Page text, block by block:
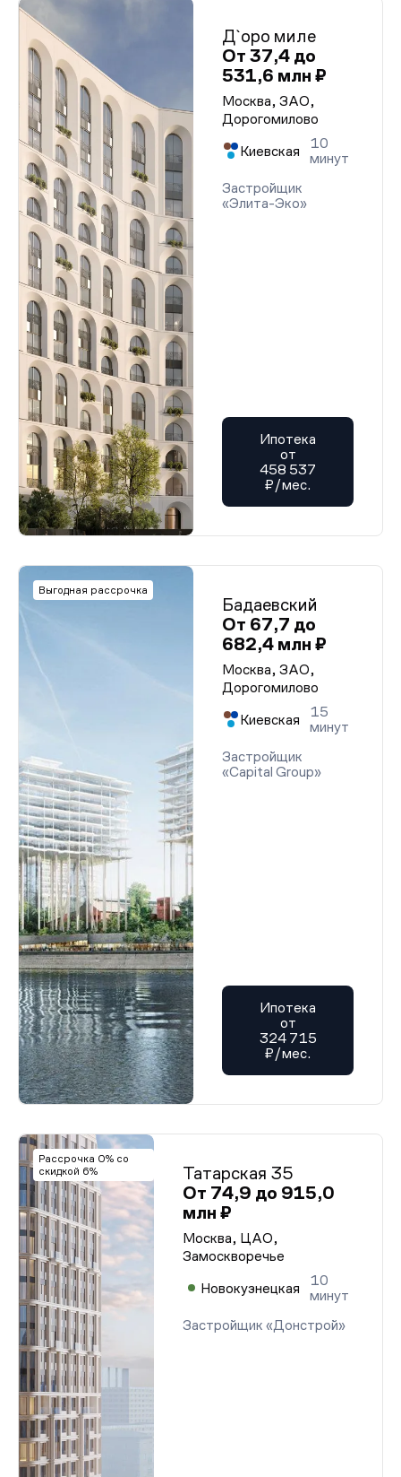
Д`оро миле
От 37,4 до
531,6 млн ₽
Москва, ЗАО,
Дорогомилово
Киевская
10
минут
Застройщик
«Элита-Эко»
Ипотека
от
458 537
₽/мес.
Выгодная рассрочка
Бадаевский
От 67,7 до
682,4 млн ₽
Москва, ЗАО,
Дорогомилово
Киевская
15
минут
Застройщик
«Capital Group»
Ипотека
от
324 715
₽/мес.
Рассрочка 0% со
скидкой 6%
Татарская 35
От 74,9 до 915,0
млн ₽
Москва, ЦАО,
Замоскворечье
Новокузнецкая
10
минут
Застройщик «Донстрой»